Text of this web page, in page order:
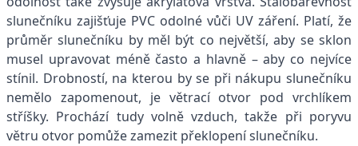
slunečníku zajišťuje PVC odolné vůči UV záření. Platí, že
průměr slunečníku by měl být co největší, aby se sklon
musel upravovat méně často a hlavně – aby co nejvíce
stínil. Drobností, na kterou by se při nákupu slunečníku
nemělo zapomenout, je větrací otvor pod vrchlíkem
stříšky. Prochází tudy volně vzduch, takže při poryvu
větru otvor pomůže zamezit překlopení slunečníku.